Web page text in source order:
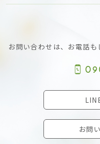
お問い合わせは、お電話
お問